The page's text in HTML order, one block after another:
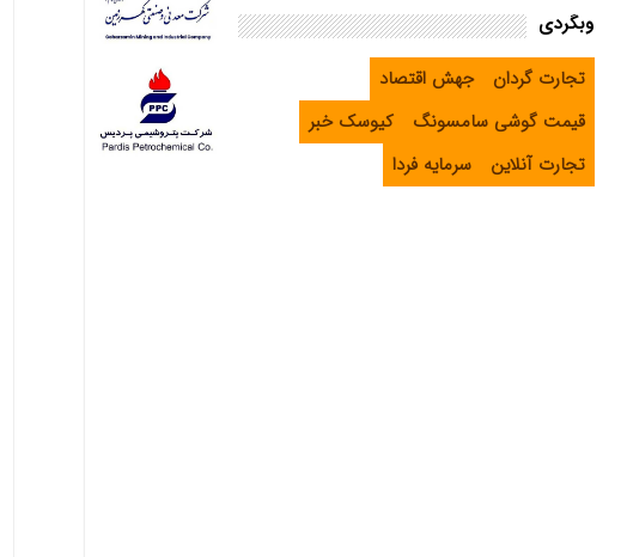
وبگردی
تجارت گردان
جهش اقتصاد
قیمت گوشی سامسونگ
کیوسک خبر
تجارت آنلاین
سرمایه فردا